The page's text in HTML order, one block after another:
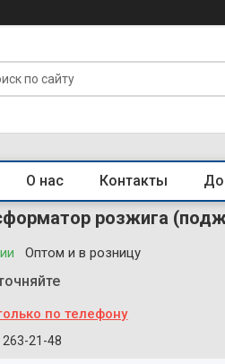
О нас Контакты
розжига
Оптом и в розницу
по телефону
263-21-48